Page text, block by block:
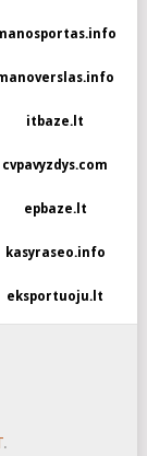
itbaze.lt
cvpavyzdys.com
epbaze.lt
kasyraseo.info
eksportuoju.lt
.